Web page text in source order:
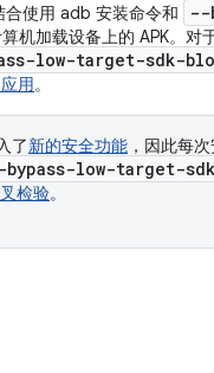
使用 adb 安装命令和
--
机加载设备上的 APK。对
low-target-sdk-
用。
了新的安全功能 ，因此每
low-target-
检验。